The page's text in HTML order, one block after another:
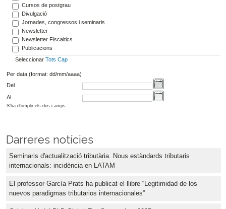
Cursos de postgrau
Divulgació
Jornades, congressos i seminaris
Newsletter
Newsletter Fiscaltics
Publicacions
Seleccionar Tots Cap
Per data (format: dd/mm/aaaa)
Del
Al
S'ha d'omplir els dos camps
Darreres notícies
Seminaris d'actualització tributària. Nous estàndards tributaris
internacionals: incidència en LATAM
El professor García Prats ha publicat el llibre “Legitimidad de los
nuevos paradigmas tributarios internacionales”